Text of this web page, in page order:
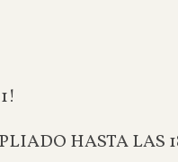
HASTA LAS